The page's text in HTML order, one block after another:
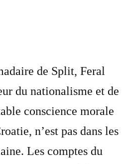
de Split, Feral
du nationalisme et de
conscience morale
n’est pas dans les
Les comptes du